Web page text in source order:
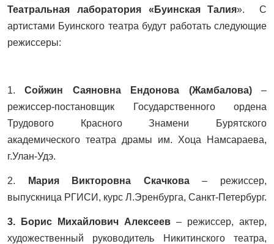
Театральная лаборатория «Буинская Талия». С
артистами Буинского театра будут работать следующие
режиссеры:
1.Сойжин Саяновна Ендонова (Жамбалова)–
режиссер-постановщик Государственного ордена
Трудового Красного Знамени Бурятского
академического театра драмы им. Хоца Намсараева,
г.Улан-Удэ.
2. Мария Викторовна Скачкова– режиссер,
выпускница РГИСИ, курс Л.Эренбурга, Санкт-Петербург.
3. Борис Михайлович Алексеев – режиссер, актер,
художественный руководитель Никитинского театра,